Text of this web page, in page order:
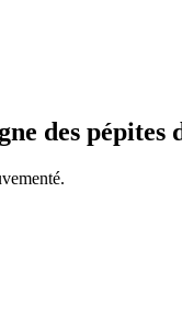
des pépites